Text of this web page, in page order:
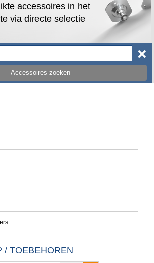
accessoires in het
via directe selectie
Accessoires zoeken
×
/ TOEBEHOREN